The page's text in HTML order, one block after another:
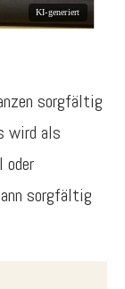
sorgfältig
wird als
oder
sorgfältig